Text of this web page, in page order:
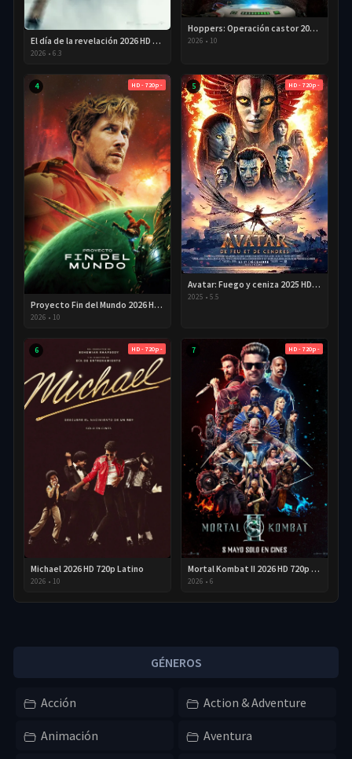
El día de la revelación 2026 HD 720P Latino
2026 • 6.3
Hoppers: Operación castor 2026 HD 720p Latino
2026 • 10
4 HD - 720p -
Proyecto Fin del Mundo 2026 HD 720p Latino
2026 • 10
5 HD - 720p -
Avatar: Fuego y ceniza 2025 HD 720p Latino
2025 • 5.5
6 HD - 720p -
Michael 2026 HD 720p Latino
2026 • 10
7 HD - 720p -
Mortal Kombat II 2026 HD 720p Latino
2026 • 6
GÉNEROS
Acción Action & Adventure
Animación Aventura